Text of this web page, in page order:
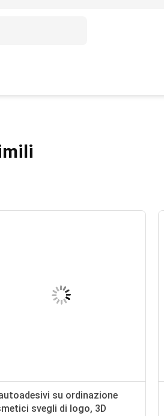
su ordinazione
svegli di logo, 3D